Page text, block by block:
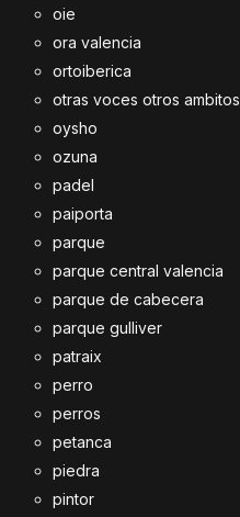
oie
ora valencia
ortoiberica
otras voces otros ambitos
oysho
ozuna
padel
paiporta
parque
parque central valencia
parque de cabecera
parque gulliver
patraix
perro
perros
petanca
piedra
pintor